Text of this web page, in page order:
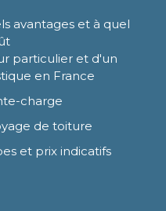
avantages et à quel
particulier et d'un
en France
charge
de toiture
et prix indicatifs